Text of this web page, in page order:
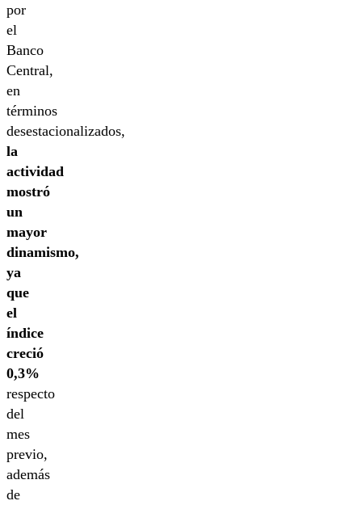
por
el
Banco
Central,
en
términos
desestacionalizados,
la
actividad
mostró
un
mayor
dinamismo,
ya
que
el
índice
creció
0,3%
respecto
del
mes
previo,
además
de